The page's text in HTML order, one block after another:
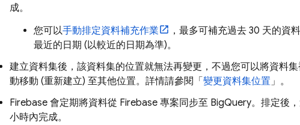
成。
您可以手動排定資料補充作業
，最多可補充過去 30 天的資
最近的日期 (以較近的日期為準)。
建立資料集後，該資料集的位置就無法再變更，不過您可以將資料
動移動 (重新建立) 至其他位置。詳情請參閱「 變更資料集位置」。
Firebase 會定期將資料從 Firebase 專案同步至 BigQuery。排定後
小時內完成。